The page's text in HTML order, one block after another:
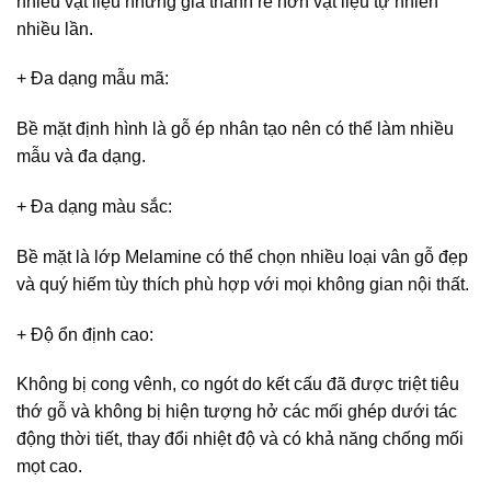
nhiều lần.
+ Đa dạng mẫu mã:
Bề mặt định hình là gỗ ép nhân tạo nên có thể làm nhiều
mẫu và đa dạng.
+ Đa dạng màu sắc:
Bề mặt là lớp Melamine có thể chọn nhiều loại vân gỗ đẹp
và quý hiếm tùy thích phù hợp với mọi không gian nội thất.
+ Độ ổn định cao:
Không bị cong vênh, co ngót do kết cấu đã được triệt tiêu
thớ gỗ và không bị hiện tượng hở các mối ghép dưới tác
động thời tiết, thay đổi nhiệt độ và có khả năng chống mối
mọt cao.